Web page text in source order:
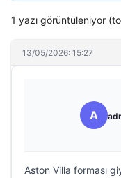
1 yazı görüntüleniyor
13/05/2026: 15:27
A
Aston Villa forması